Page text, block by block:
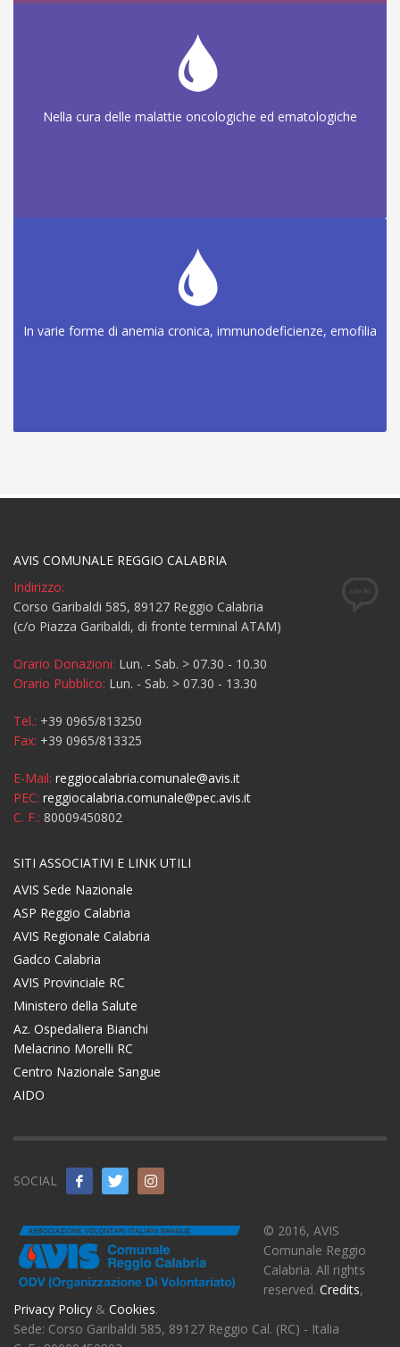
Nella cura delle malattie oncologiche ed ematologiche
In varie forme di anemia cronica, immunodeficienze, emofilia
AVIS COMUNALE REGGIO CALABRIA
Indirizzo:
Corso Garibaldi 585, 89127 Reggio Calabria
(c/o Piazza Garibaldi, di fronte terminal ATAM)
Orario Donazioni: Lun. - Sab. > 07.30 - 10.30
Orario Pubblico: Lun. - Sab. > 07.30 - 13.30
Tel.: +39 0965/813250
Fax: +39 0965/813325
E-Mail: reggiocalabria.comunale@avis.it
PEC: reggiocalabria.comunale@pec.avis.it
C. F.: 80009450802
SITI ASSOCIATIVI E LINK UTILI
AVIS Sede Nazionale
ASP Reggio Calabria
AVIS Regionale Calabria
Gadco Calabria
AVIS Provinciale RC
Ministero della Salute
Az. Ospedaliera Bianchi
Melacrino Morelli RC
Centro Nazionale Sangue
AIDO
SOCIAL
© 2016, AVIS
Comunale Reggio
Calabria. All rights
reserved. Credits,
Privacy Policy & Cookies.
Sede: Corso Garibaldi 585, 89127 Reggio Cal. (RC) - Italia